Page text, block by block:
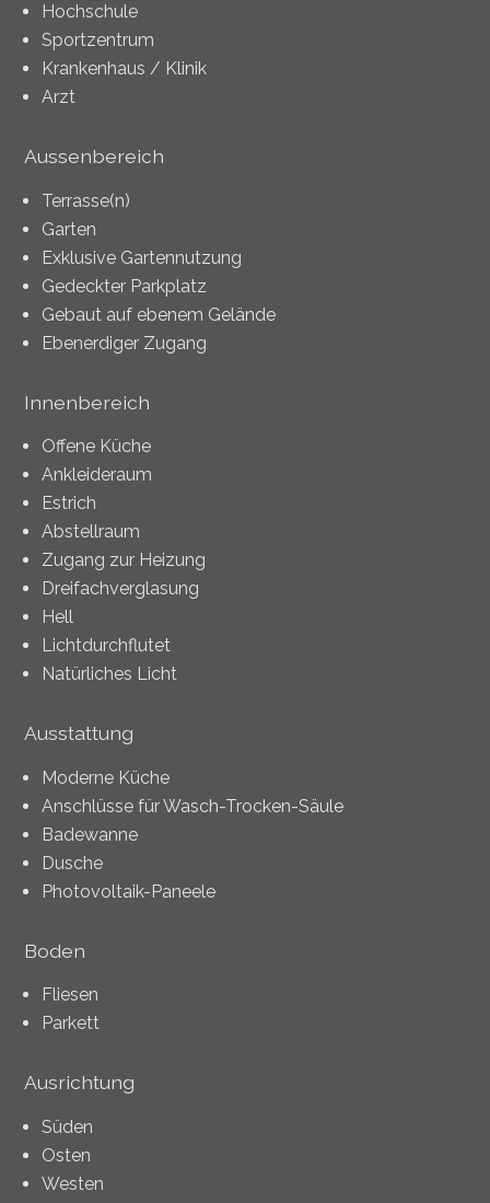
Hochschule
Sportzentrum
Krankenhaus / Klinik
Arzt
Aussenbereich
Terrasse(n)
Garten
Exklusive Gartennutzung
Gedeckter Parkplatz
Gebaut auf ebenem Gelände
Ebenerdiger Zugang
Innenbereich
Offene Küche
Ankleideraum
Estrich
Abstellraum
Zugang zur Heizung
Dreifachverglasung
Hell
Lichtdurchflutet
Natürliches Licht
Ausstattung
Moderne Küche
Anschlüsse für Wasch-Trocken-Säule
Badewanne
Dusche
Photovoltaik-Paneele
Boden
Fliesen
Parkett
Ausrichtung
Süden
Osten
Westen